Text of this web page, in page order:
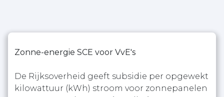
Zonne-energie SCE voor VvE's
De Rijksoverheid geeft subsidie per opgewekt
kilowattuur (kWh) stroom voor zonnepanelen